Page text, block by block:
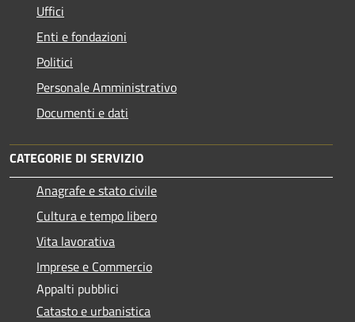
Uffici
Enti e fondazioni
Politici
Personale Amministrativo
Documenti e dati
CATEGORIE DI SERVIZIO
Anagrafe e stato civile
Cultura e tempo libero
Vita lavorativa
Imprese e Commercio
Appalti pubblici
Catasto e urbanistica